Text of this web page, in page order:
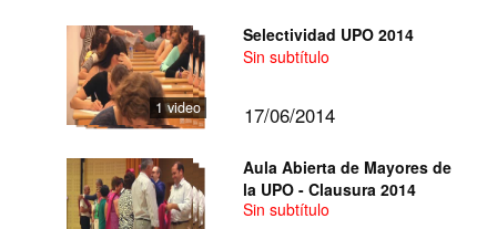
1 video
Selectividad UPO 2014
Sin subtítulo
17/06/2014
Aula Abierta de Mayores de
la UPO - Clausura 2014
Sin subtítulo